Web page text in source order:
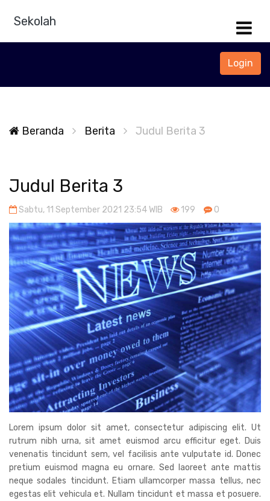
Sekolah
Login
Beranda Berita Judul Berita 3
Judul Berita 3
Sabtu, 11 September 2021 23:54 WIB 199 0
Lorem ipsum dolor sit amet, consectetur adipiscing elit. Ut
rutrum nibh urna, sit amet euismod arcu efficitur eget. Duis
venenatis tincidunt sem, vel facilisis ante vulputate id. Donec
pretium euismod magna eu ornare. Sed laoreet ante mattis
neque sodales tincidunt. Etiam ullamcorper massa tellus, nec
egestas elit vehicula et. Nullam tincidunt et massa et posuere.